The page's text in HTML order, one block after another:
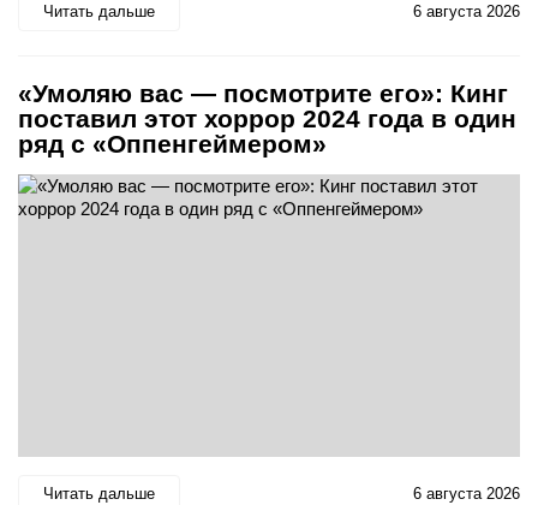
Читать дальше 6 августа 2026
«Умоляю вас — посмотрите его»: Кинг
поставил этот хоррор 2024 года в один
ряд с «Оппенгеймером»
Читать дальше 6 августа 2026